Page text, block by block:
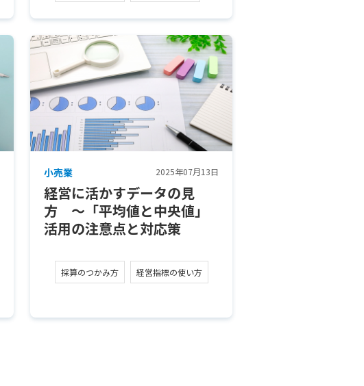
小売業 2025年07月13日
経営に活かすデータの見
方 ～「平均値と中央値」
活用の注意点と対応策
採算のつかみ方 経営指標の使い方